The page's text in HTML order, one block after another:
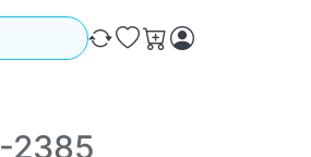
hiện khi bạn nhập. Nhấn phím
So sánh
Ưa thích
Giỏ hàng
2385